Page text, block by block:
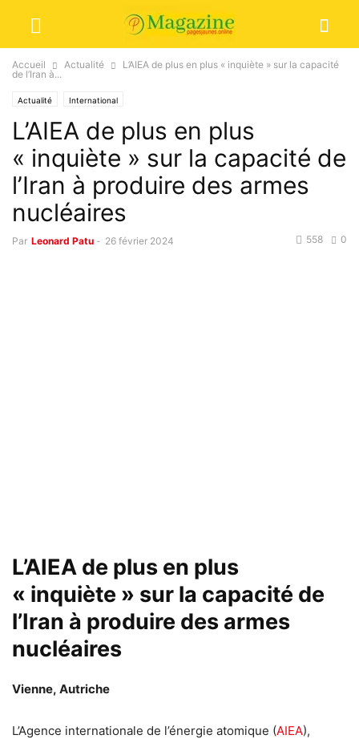
Accueil Actualité
L’AIEA de plus en plus « inquiète » sur la capacité
de l’Iran à...
Actualité International
L’AIEA de plus en plus
« inquiète » sur la capacité de
l’Iran à produire des armes
nucléaires
Par Leonard Patu - 26 février 2024 0
558
L’AIEA de plus en plus
« inquiète » sur la capacité de
l’Iran à produire des armes
nucléaires
Vienne, Autriche
L’Agence internationale de l’énergie atomique (AIEA),